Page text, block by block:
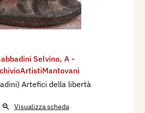
Selvino, A -
Artefici della libertà
Visualizza scheda